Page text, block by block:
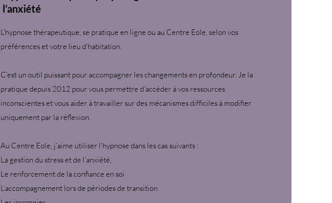
l’anxiété
L’hypnose thérapeutique, se pratique en ligne ou au Centre Eole, selon vos
préférences et votre lieu d'habitation.
C’est un outil puissant pour accompagner les changements en profondeur. Je la
pratique depuis 2012 pour vous permettre d’accéder à vos ressources
inconscientes et vous aider à travailler sur des mécanismes difficiles à modifier
uniquement par la réflexion.
Au Centre Eole, j’aime utiliser l’hypnose dans les cas suivants :
La gestion du stress et de l’anxiété,
Le renforcement de la confiance en soi
L’accompagnement lors de périodes de transition